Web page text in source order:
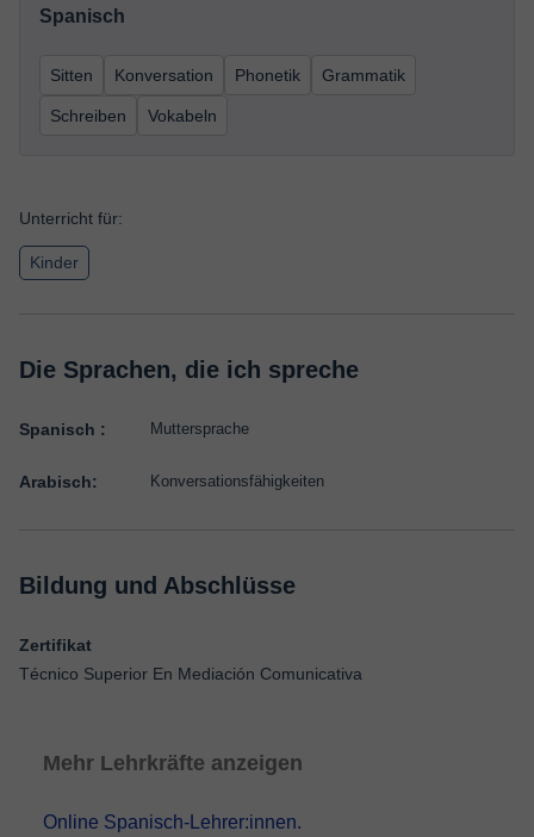
Spanisch
Sitten Konversation Phonetik Grammatik
Schreiben Vokabeln
Unterricht für:
Kinder
Die Sprachen, die ich spreche
Spanisch : Muttersprache
Arabisch: Konversationsfähigkeiten
Bildung und Abschlüsse
Zertifikat
Técnico Superior En Mediación Comunicativa
Mehr Lehrkräfte anzeigen
Online Spanisch-Lehrer:innen.